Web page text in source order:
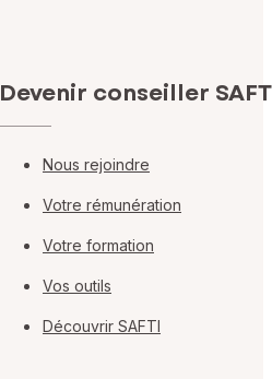
Devenir conseiller
Nous rejoindre
Votre rémunération
Votre formation
Vos outils
Découvrir SAFTI